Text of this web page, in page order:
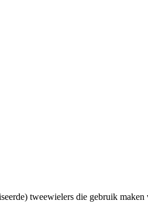
tweewielers die gebruik